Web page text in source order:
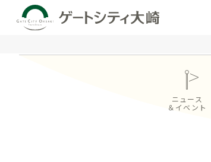
ニュース
＆イベント